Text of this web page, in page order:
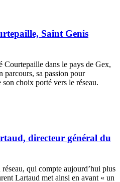
Saint Genis
Courtepaille dans le pays de Gex,
parcours, sa passion pour
choix porté vers le réseau.
directeur général du
qui compte aujourd’hui plus
Lartaud met ainsi en avant « un